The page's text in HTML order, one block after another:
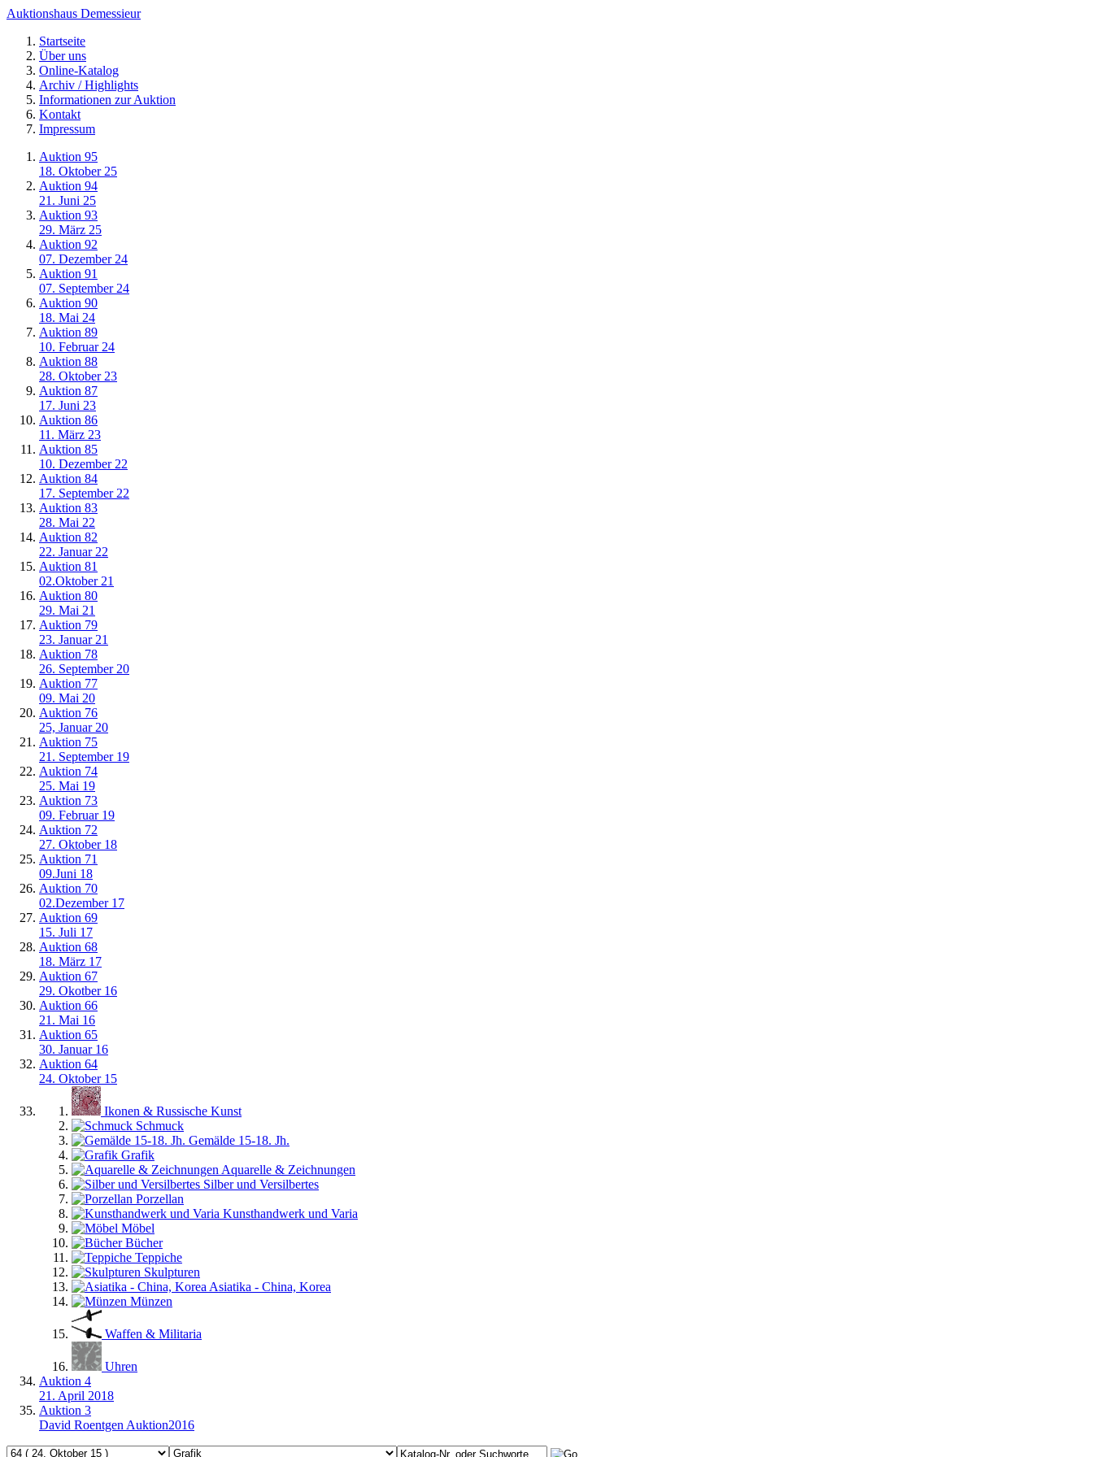
Auktionshaus Demessieur
Startseite
Über uns
Online-Katalog
Archiv / Highlights
Informationen zur Auktion
Kontakt
Impressum
Auktion 95
18. Oktober 25
Auktion 94
21. Juni 25
Auktion 93
29. März 25
Auktion 92
07. Dezember 24
Auktion 91
07. September 24
Auktion 90
18. Mai 24
Auktion 89
10. Februar 24
Auktion 88
28. Oktober 23
Auktion 87
17. Juni 23
Auktion 86
11. März 23
Auktion 85
10. Dezember 22
Auktion 84
17. September 22
Auktion 83
28. Mai 22
Auktion 82
22. Januar 22
Auktion 81
02.Oktober 21
Auktion 80
29. Mai 21
Auktion 79
23. Januar 21
Auktion 78
26. September 20
Auktion 77
09. Mai 20
Auktion 76
25, Januar 20
Auktion 75
21. September 19
Auktion 74
25. Mai 19
Auktion 73
09. Februar 19
Auktion 72
27. Oktober 18
Auktion 71
09.Juni 18
Auktion 70
02.Dezember 17
Auktion 69
15. Juli 17
Auktion 68
18. März 17
Auktion 67
29. Okotber 16
Auktion 66
21. Mai 16
Auktion 65
30. Januar 16
Auktion 64
24. Oktober 15
Ikonen & Russische Kunst
Schmuck
Gemälde 15-18. Jh.
Grafik
Aquarelle & Zeichnungen
Silber und Versilbertes
Porzellan
Kunsthandwerk und Varia
Möbel
Bücher
Teppiche
Skulpturen
Asiatika - China, Korea
Münzen
Waffen & Militaria
Uhren
Auktion 4
21. April 2018
Auktion 3
David Roentgen Auktion2016